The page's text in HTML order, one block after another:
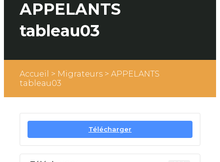
APPELANTS
tableau03
Accueil > Migrateurs > APPELANTS
tableau03
Télécharger